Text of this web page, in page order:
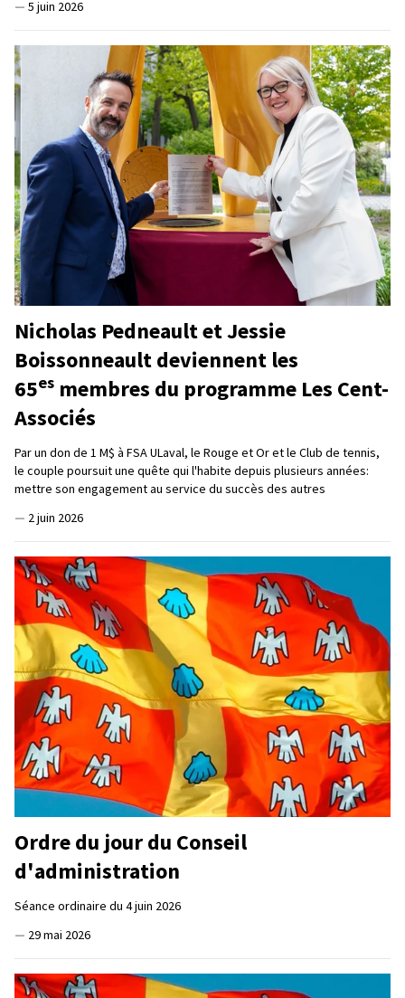
— 5 juin 2026
Nicholas Pedneault et Jessie
Boissonneault deviennent les
65es membres du programme Les Cent-
Associés
Par un don de 1 M$ à FSA ULaval, le Rouge et Or et le Club de tennis,
le couple poursuit une quête qui l'habite depuis plusieurs années:
mettre son engagement au service du succès des autres
— 2 juin 2026
Ordre du jour du Conseil
d'administration
Séance ordinaire du 4 juin 2026
— 29 mai 2026